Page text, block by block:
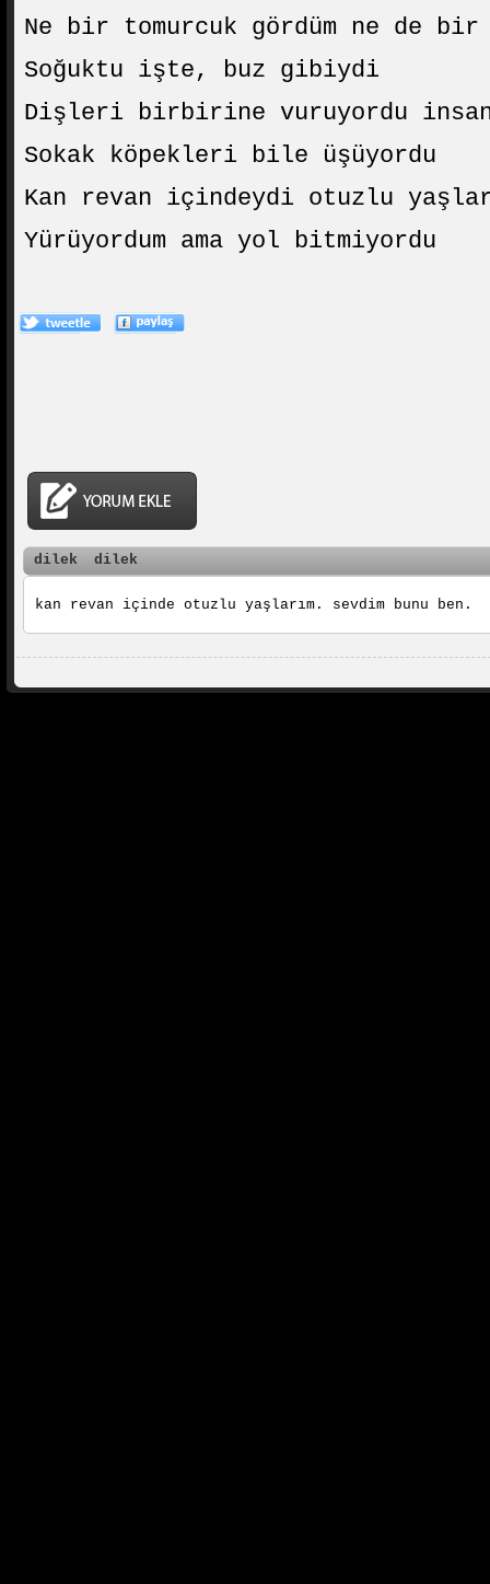
Ne bir tomurcuk gördüm ne de
Soğuktu işte, buz gibiydi
Dişleri birbirine vuruyordu
Sokak köpekleri bile üşüyordu
Kan revan içindeydi otuzlu
Yürüyordum ama yol bitmiyordu
dilek dilek
kan revan içinde otuzlu yaşlarım. sevdim bunu ben.